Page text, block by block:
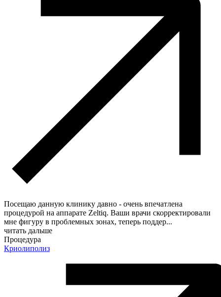
Посещаю данную клинику давно - очень впечатлена
процедурой на аппарате Zeltiq. Ваши врачи скорректировали
мне фигуру в проблемных зонах, теперь поддер...
читать дальше
Процедура
Криолиполиз